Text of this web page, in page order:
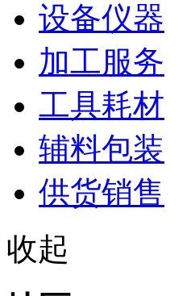
设备仪器
加工服务
工具耗材
辅料包装
供货销售
收起